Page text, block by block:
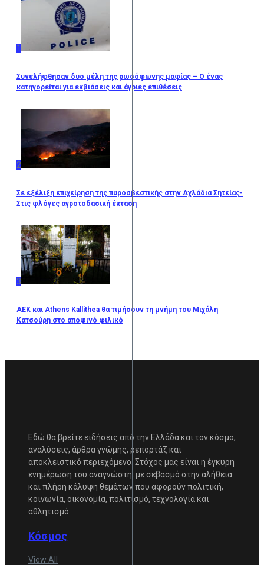
1
Συνελήφθησαν δυο μέλη της ρωσόφωνης μαφίας – Ο ένας
κατηγορείται για εκβιάσεις και άγριες επιθέσεις
2
Σε εξέλιξη επιχείρηση της πυροσβεστικής στην Αχλάδια Σητείας-
Στις φλόγες αγροτοδασική έκταση
3
ΑΕΚ και Athens Kallithea θα τιμήσουν τη μνήμη του Μιχάλη
Κατσούρη στο αποψινό φιλικό
Εδώ θα βρείτε ειδήσεις από την Ελλάδα και τον κόσμο,
αναλύσεις, άρθρα γνώμης, ρεπορτάζ και
αποκλειστικό περιεχόμενο. Στόχος μας είναι η έγκυρη
ενημέρωση του αναγνώστη, με σεβασμό στην αλήθεια
και πλήρη κάλυψη θεμάτων που αφορούν πολιτική,
κοινωνία, οικονομία, πολιτισμό, τεχνολογία και
αθλητισμό.
Κόσμος
View All